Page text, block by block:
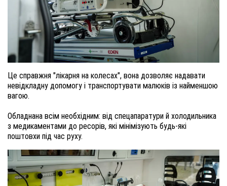
Це справжня "лікарня на колесах", вона дозволяє надавати
невідкладну допомогу і транспортувати малюків із найменшою
вагою.
Обладнана всім необхідним: від спецапаратури й холодильника
з медикаментами до ресорів, які мінімізують будь-які
поштовхи під час руху.